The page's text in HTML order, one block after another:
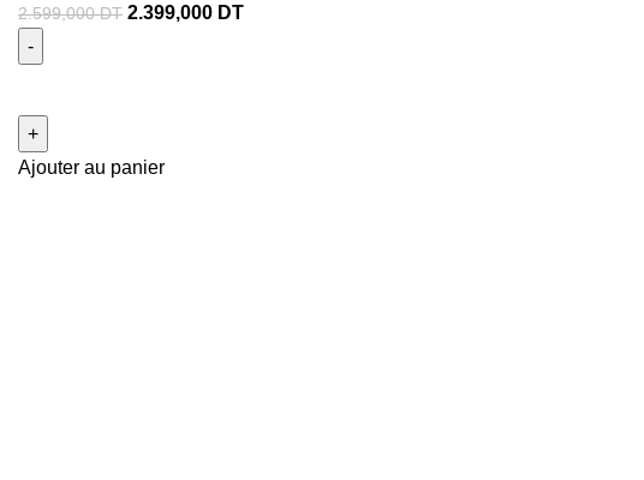
2.599,000DT 2.399,000 DT
Ajouter au panier